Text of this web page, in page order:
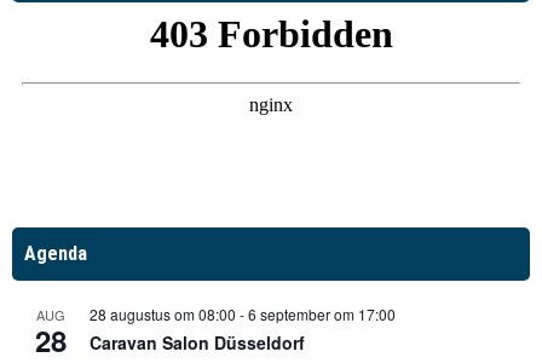
Agenda
AUG
28
28 augustus om 08:00 -6 september om 17:00
Caravan Salon Düsseldorf